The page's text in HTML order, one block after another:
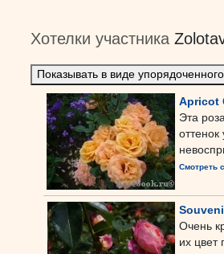
Хотелки участника
Показывать в виде
Apricot
Эта
Смотреть
Очень
их цвет